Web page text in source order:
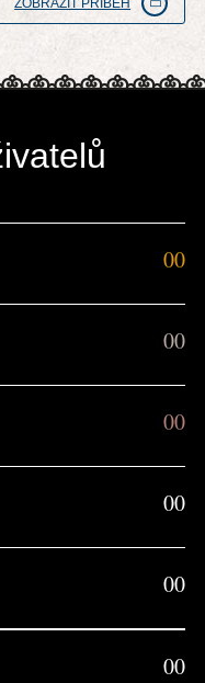
ZOBRAZIT PŘÍBĚH
00
00
00
00
00
00